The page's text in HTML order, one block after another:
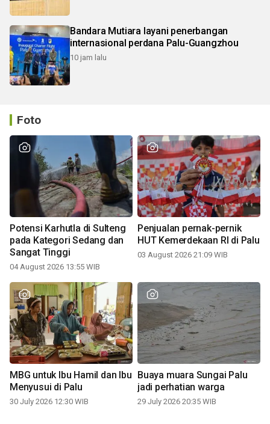
Bandara Mutiara layani penerbangan
internasional perdana Palu-Guangzhou
10 jam lalu
Foto
Potensi Karhutla di Sulteng
pada Kategori Sedang dan
Sangat Tinggi
04 August 2026 13:55 WIB
Penjualan pernak-pernik
HUT Kemerdekaan RI di Palu
03 August 2026 21:09 WIB
MBG untuk Ibu Hamil dan Ibu
Menyusui di Palu
30 July 2026 12:30 WIB
Buaya muara Sungai Palu
jadi perhatian warga
29 July 2026 20:35 WIB